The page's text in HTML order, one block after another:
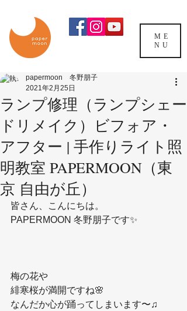
ME
NU
ランプ修理（ランプシェー
ドリメイク）ビフォア・
アフター | 手作りライト照
明教室 PAPERMOON（東
京 自由が丘）
papermoon 冬野朋子
2021年2月25日
皆さん、こんにちは。
PAPERMOON 冬野朋子です✨
梅の花や
緋寒桜が満開ですね🌸
なんだか心が踊ってしまいます〜♫